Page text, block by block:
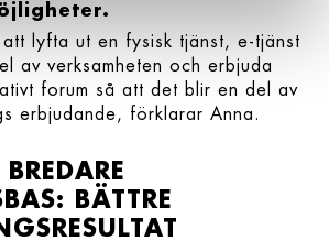
att lyfta ut en fysisk tjänst, e-tjänst
av verksamheten och erbjuda
forum så att det blir en del av
erbjudande, förklarar Anna.
BÄTTRE